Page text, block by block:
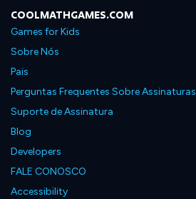
COOLMATHGAMES.COM
Games for Kids
Sobre Nós
Pais
Perguntas Frequentes Sobre Assinaturas
Suporte de Assinatura
Blog
Developers
FALE CONOSCO
Accessibility